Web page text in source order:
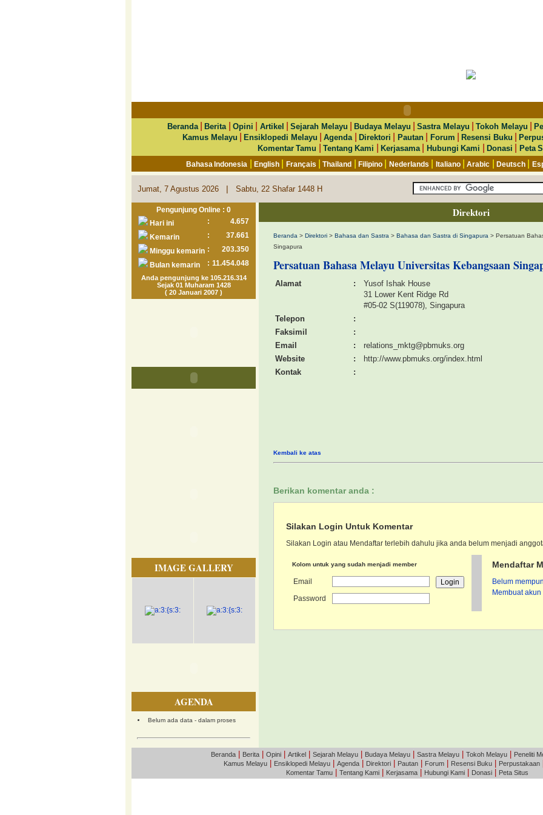
Beranda|Berita Opini Artikel |Sejarah Melayu |Budaya Melayu |Sastra Melayu |Tokoh Melayu |
Kamus Melayu
|Ensiklopedi Melayu |Agenda |Direktori Pautan| Forum |Resensi Buku |
Komentar Tamu
|Tentang Kami |Kerjasama Hubungi Kami Donasi Peta
Bahasa Indonesia |English Français |Thailand |Filipino Nederlands Italiano|Arabic Deutsch|
Jumat, 7 Agustus 2026 | Sabtu, 22 Shafar 1448 H
Pengunjung Online : 0
Hari ini
:
4.657
Kemarin
:
37.661
Minggu kemarin :
203.350
Bulan kemarin
: 11.454.048
Anda pengunjung ke 105.216.314
Sejak 01 Muharam 1428
( 20 Januari 2007 )
IMAGE GALLERY
AGENDA
Belum ada data - dalam proses
Direktori
Beranda > Direktori > Bahasa dan Sastra > Bahasa dan Sastra di Singapura > Persatuan
Singapura
Persatuan Bahasa Melayu Universitas Kebangsaan
Alamat :
Yusof Ishak House
31 Lower Kent Ridge Rd
#05-02 S(119078), Singapura
Telepon
:
Faksimil
:
Email
:
relations_mktg@pbmuks.org
Website
:
http://www.pbmuks.org/index.html
Kontak
:
Kembali ke atas
Berikan komentar anda :
Silakan Login Untuk Komentar
Silakan Login atau Mendaftar terlebih dahulu jika anda belum menjadi
Kolom untuk yang sudah menjadi member
Email
Password
Mendaftar
Belum
Membuat
Beranda Berita Opini Artikel Sejarah Melayu Budaya Melayu Sastra Melayu Tokoh Melayu Peneliti
Kamus Melayu
Ensiklopedi Melayu Agenda Direktori Pautan Forum Resensi Buku Perpustakaan
Komentar Tamu
Tentang Kami Kerjasama Hubungi Kami Donasi Peta Situs